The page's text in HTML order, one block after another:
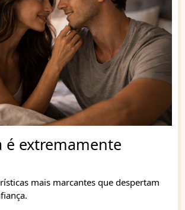
é extremamente
mais marcantes que despertam